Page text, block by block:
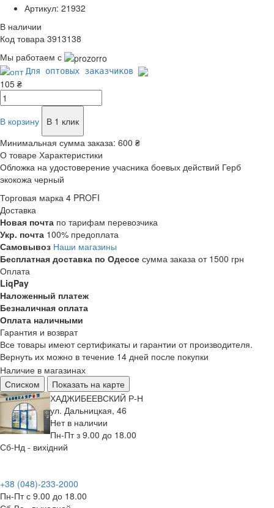
Артикул: 21932
В наличии
Код товара 3913138
Мы работаем с
Для оптовых заказчиков
105 ₴
В корзину
В 1 клик
Минимальная сумма заказа: 600 ₴
О товаре Характеристики
Обложка на удостоверение учасника боевых действий Герб
экокожа черный
Торговая марка 4 PROFI
Доставка
Новая почта по тарифам перевозчика
Укр. почта 100% предоплата
Самовывоз Наши магазины
Бесплатная доставка по Одессе сумма заказа от 1500 грн
Оплата
LiqPay
Наложенный платеж
Безналичная оплата
Оплата наличными
Гарантия и возврат
Все товары имеют сертификаты и гарантии от производителя.
Вернуть их можно в течение 14 дней после покупки
Наличие в магазинах
Списком
Показать на карте
ХАДЖИБЕЕВСКИЙ Р-Н
ул. Дальницкая, 46
Нет в наличии
Пн-Пт з 9.00 до 18.00
Сб-Нд - вихідний
+38 (048)-233-2000
Пн-Пт с 9.00 до 18.00